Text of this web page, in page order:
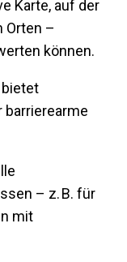
Karte, auf der
Orten –
können.
bietet
– z. B. für
mit